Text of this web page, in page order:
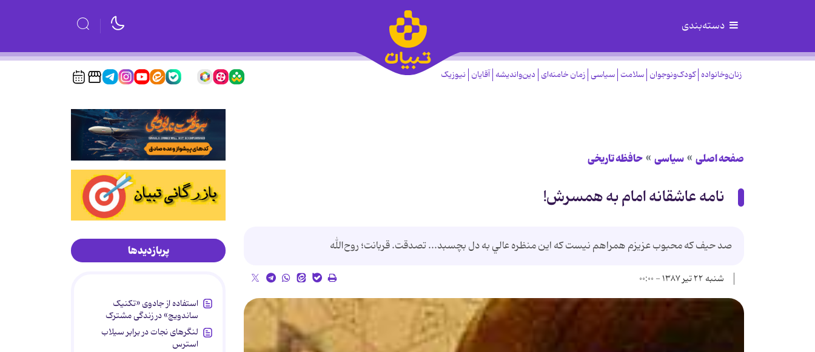
دسته‌بندی
زنان‌وخانواده کودک‌ونوجوان سلامت سیاسی زمان خامنه‌ای دین‌واندیشه آقایان نیوزیک
صفحه اصلی سیاسی حافظه تاریخی
نامه عاشقانه امام به همسرش!
صد حيف كه محبوب عزيزم همراهم نيست كه اين منظره عالي به دل بچسبد... تصدقت. قربانت؛ روح‌الله
شنبه ۲۲ تیر ۱۳۸۷ - ۰۰:۰۰
پربازدیدها
استفاده از جادوی «تکنیک
ساندویچ» در زندگی مشترک
لنگرهای نجات در برابر سیلاب
استرس